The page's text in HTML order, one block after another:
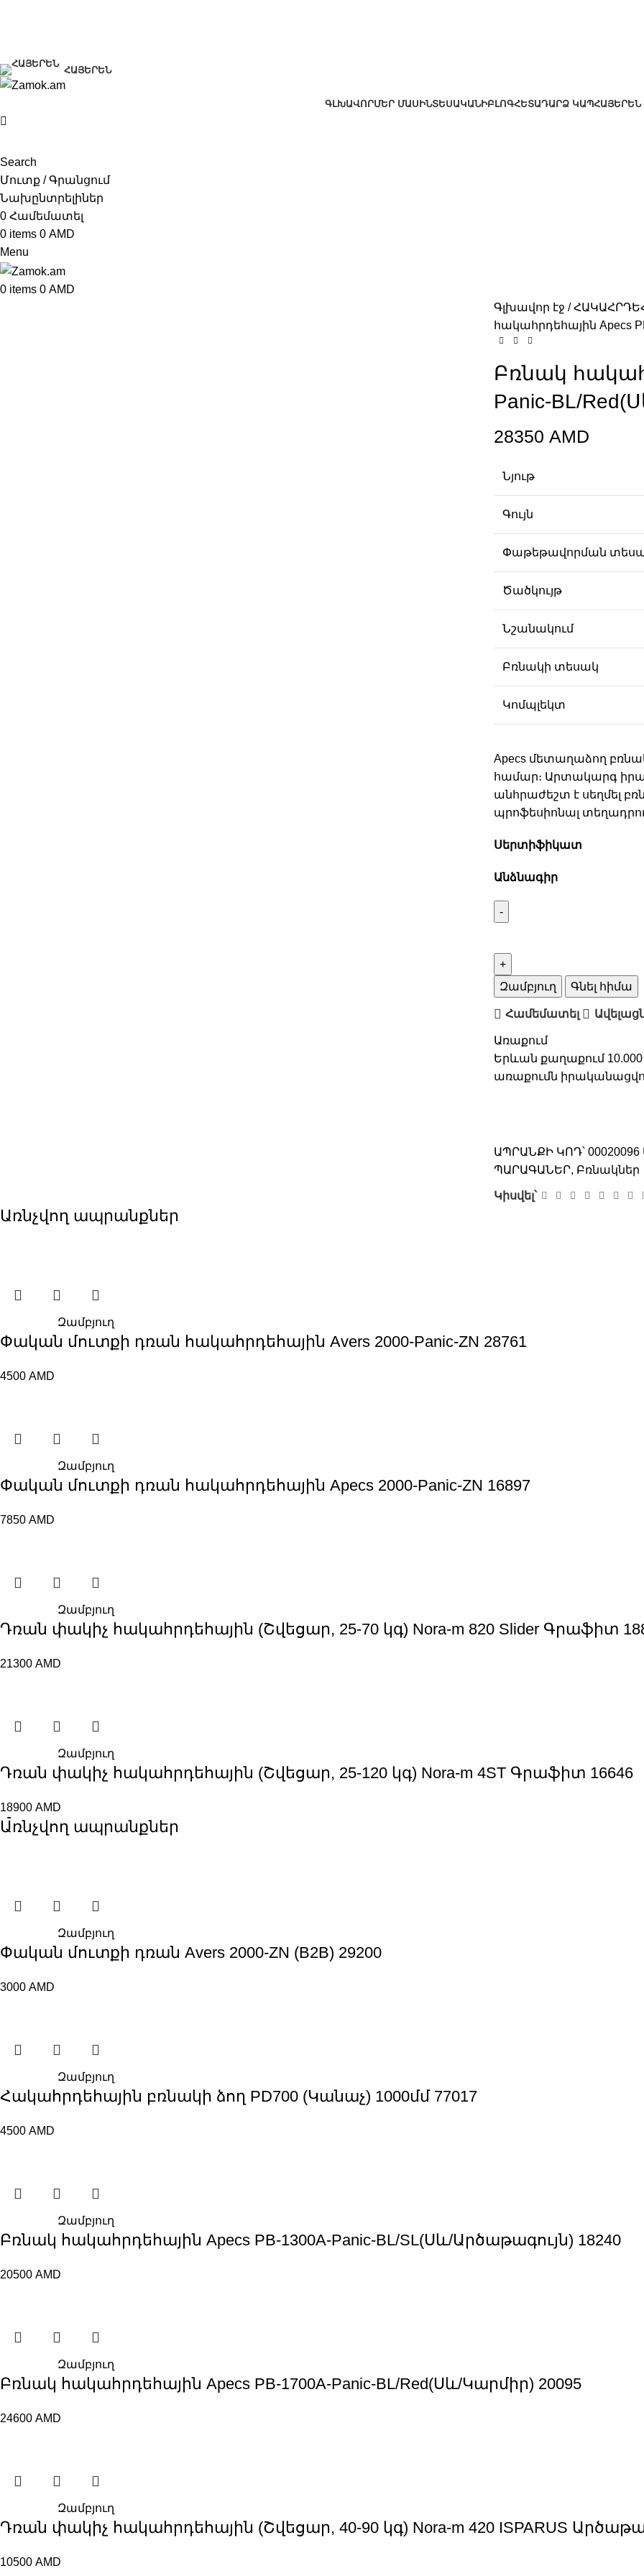
ՀԱՅԵՐԵՆ
ԳԼԽԱՎՈՐՄԵՐ ՄԱՍԻՆՏԵՍԱԿԱՆԻԲԼՈԳՀԵՏԱԴԱՐՁ ԿԱՊՀԱՅԵՐԵՆ
Search
Մուտք / Գրանցում
Նախընտրելիներ
0 Համեմատել
0 items 0 AMD
Menu
0 items 0 AMD
Գլխավոր էջ
հակահրդեհային Apecs
Բռնակ
Panic-BL/
28350 AMD
Նյութ
Գույն
Փաթեթավորման
Ծածկույթ
Նշանակում
Բռնակի տեսակ
Կոմպլեկտ
Apecs մետաղաձող
համար։ Արտակարգ
անհրաժեշտ է սեղմել
պրոֆեսիոնալ
Սերտիֆիկատ
Անձնագիր
Զամբյուղ Գնել հիմա
Համեմատել
Առաքում
Երևան քաղաքում
առաքումն
ԱՊՐԱՆՔԻ ԿՈԴ՝ 00020096
ՊԱՐԱԳԱՆԵՐ, Բռնակներ
Կիսվել՝
Առնչվող ապրանքներ
Զամբյուղ
Փական մուտքի դռան հակահրդեհային Avers 2000-Panic-ZN 28761
4500 AMD
Զամբյուղ
Փական մուտքի դռան հակահրդեհային Apecs 2000-Panic-ZN 16897
7850 AMD
Զամբյուղ
Դռան փակիչ հակահրդեհային (Շվեցար, 25-70 կգ) Nora-m 820 Slider Գրաֆիտ
21300 AMD
Զամբյուղ
Դռան փակիչ հակահրդեհային (Շվեցար, 25-120 կգ) Nora-m 4ST Գրաֆիտ 16646
18900 AMD
Առնչվող ապրանքներ
Զամբյուղ
Փական մուտքի դռան Avers 2000-ZN (B2B) 29200
3000 AMD
Զամբյուղ
Հակահրդեհային բռնակի ձող PD700 (Կանաչ) 1000մմ 77017
4500 AMD
Զամբյուղ
Բռնակ հակահրդեհային Apecs PB-1300A-Panic-BL/SL(Սև/Արծաթագույն) 18240
20500 AMD
Զամբյուղ
Բռնակ հակահրդեհային Apecs PB-1700A-Panic-BL/Red(Սև/Կարմիր) 20095
24600 AMD
Զամբյուղ
Դռան փակիչ հակահրդեհային (Շվեցար, 40-90 կգ) Nora-m 420 ISPARUS
10500 AMD